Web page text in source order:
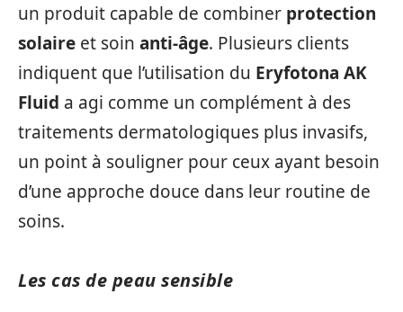
un produit capable de combiner protection
solaire et soin anti-âge. Plusieurs clients
indiquent que l’utilisation du Eryfotona AK
Fluid a agi comme un complément à des
traitements dermatologiques plus invasifs,
un point à souligner pour ceux ayant besoin
d’une approche douce dans leur routine de
soins.
Les cas de peau sensible